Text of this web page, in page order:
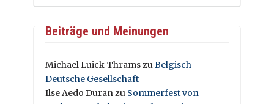
Beiträge und Meinungen
Michael Luick-ThramszuBelgisch-
Deutsche Gesellschaft
Ilse Aedo Duranzu Sommerfest von